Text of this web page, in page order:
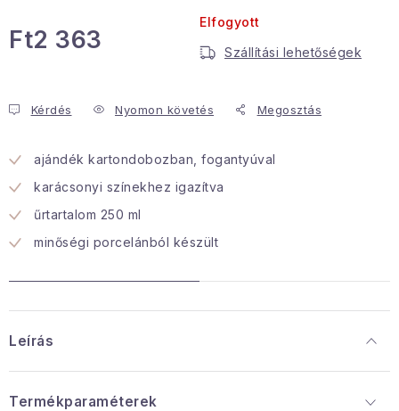
Januári akció
A személyes adatok védelmének feltételei
Kereskedelem feltételes
Információ a mellékletről
Érintkezés
Rólunk
Ft2 363
Elfogyott
Szállítási lehetőségek
Kérdés Nyomon követés Megosztás
ajándék kartondobozban, fogantyúval
karácsonyi színekhez igazítva
űrtartalom 250 ml
minőségi porcelánból készült
Leírás
Termékparaméterek